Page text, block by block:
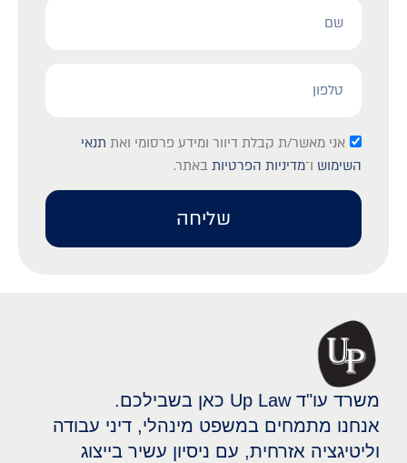
לאור?
אני מאשר/ת קבלת דיוור ומידע פרסומי ואת תנאי
השימוש ו־מדיניות הפרטיות באתר.
שליחה
משרד עו"ד Up Law כאן בשבילכם.
אנחנו מתמחים במשפט מינהלי, דיני עבודה
וליטיגציה אזרחית, עם ניסיון עשיר בייצוג